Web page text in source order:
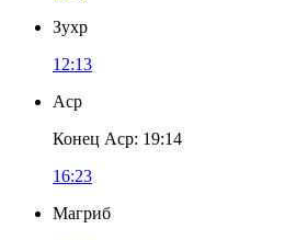
Зухр
12:13
Аср
Конец Аср: 19:14
16:23
Магриб